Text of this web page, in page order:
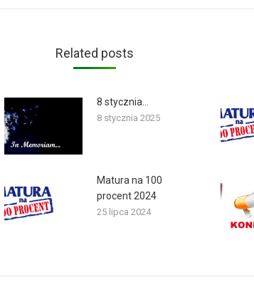
Related posts
8 stycznia…
8 stycznia 2025
Matura na 100
procent 2024
25 lipca 2024